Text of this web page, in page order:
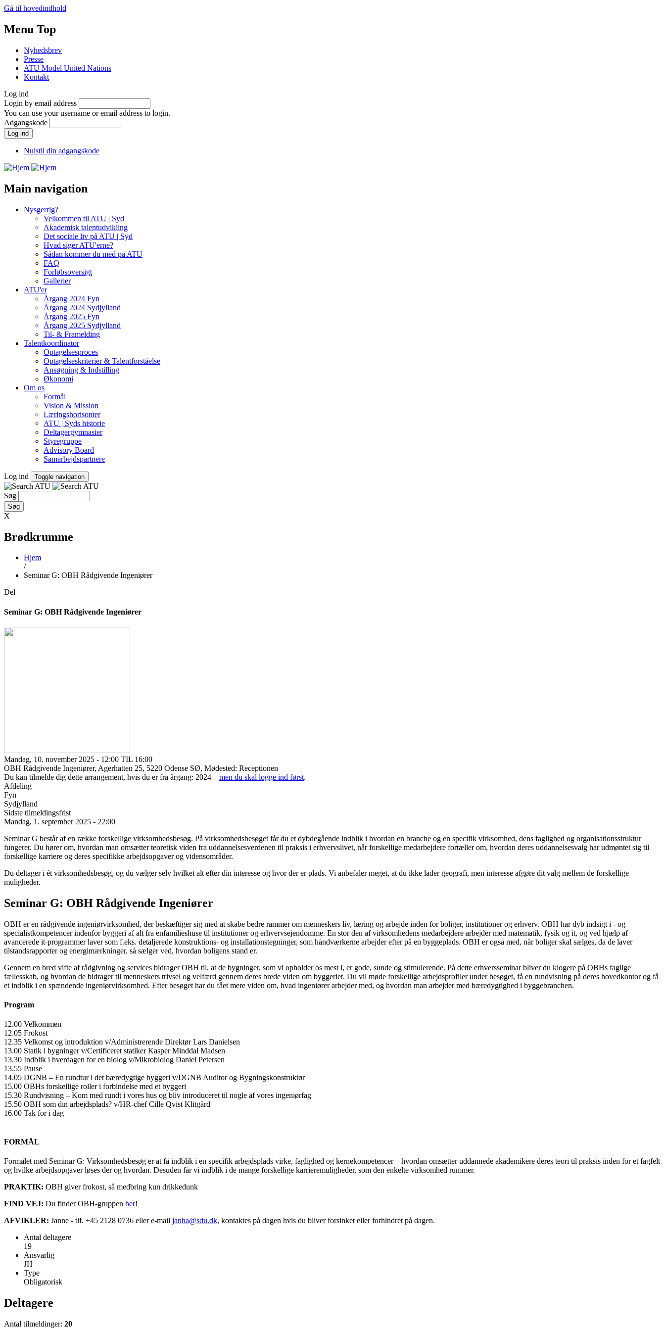
Gå til hovedindhold
Menu Top
Nyhedsbrev
Presse
ATU Model United Nations
Kontakt
Log ind
Login by email address
You can use your username or email address to login.
Adgangskode
Nulstil din adgangskode
Main navigation
Nysgerrig?
Velkommen til ATU | Syd
Akademisk talentudvikling
Det sociale liv på ATU | Syd
Hvad siger ATU'erne?
Sådan kommer du med på ATU
FAQ
Forløbsoversigt
Gallerier
ATU'er
Årgang 2024 Fyn
Årgang 2024 Sydjylland
Årgang 2025 Fyn
Årgang 2025 Sydjylland
Til- & Framelding
Talentkoordinator
Optagelsesproces
Optagelseskriterier & Talentforståelse
Ansøgning & Indstilling
Økonomi
Om os
Formål
Vision & Mission
Læringshorisonter
ATU | Syds historie
Deltagergymnasier
Styregruppe
Advisory Board
Samarbejdspartnere
Log ind Toggle navigation
Søg
X
Brødkrumme
Hjem
/
Seminar G: OBH Rådgivende Ingeniører
Del
Seminar G: OBH Rådgivende Ingeniører
Mandag, 10. november 2025 - 12:00 TIL 16:00
OBH Rådgivende Ingeniører, Agerhatten 25, 5220 Odense SØ, Mødested: Receptionen
Du kan tilmelde dig dette arrangement, hvis du er fra årgang: 2024 – men du skal logge ind først.
Afdeling
Fyn
Sydjylland
Sidste tilmeldingsfrist
Mandag, 1. september 2025 - 22:00
Seminar G består af en række forskellige virksomhedsbesøg. På virksomhedsbesøget får du et dybdegående indblik i hvordan en branche og en specifik virksomhed, dens faglighed og organisationsstruktur
fungerer. Du hører om, hvordan man omsætter teoretisk viden fra uddannelsesverdenen til praksis i erhvervslivet, når forskellige medarbejdere fortæller om, hvordan deres uddannelsesvalg har udmøntet sig til
forskellige karriere og deres specifikke arbejdsopgaver og vidensområder.
Du deltager i ét virksomhedsbesøg, og du vælger selv hvilket alt efter din interesse og hvor der er plads. Vi anbefaler meget, at du ikke lader geografi, men interesse afgøre dit valg mellem de forskellige
muligheder.
Seminar G: OBH Rådgivende Ingeniører
OBH er en rådgivende ingeniørvirksomhed, der beskæftiger sig med at skabe bedre rammer om menneskers liv, læring og arbejde inden for boliger, institutioner og erhverv. OBH har dyb indsigt i - og
specialistkompetencer indenfor byggeri af alt fra enfamilieshuse til institutioner og erhvervsejendomme. En stor den af virksomhedens medarbejdere arbejder med matematik, fysik og it, og ved hjælp af
avancerede it-programmer laver som f.eks. detaljerede konstruktions- og installationstegninger, som håndværkerne arbejder efter på en byggeplads. OBH er også med, når boliger skal sælges, da de laver
tilstandsrapporter og energimærkninger, så sælger ved, hvordan boligens stand er.
Gennem en bred vifte af rådgivning og services bidrager OBH til, at de bygninger, som vi opholder os mest i, er gode, sunde og stimulerende. På dette erhversseminar bliver du klogere på OBHs faglige
fællesskab, og hvordan de bidrager til menneskers trivsel og velfærd gennem deres brede viden om byggeriet. Du vil møde forskellige arbejdsprofiler under besøget, få en rundvisning på deres hovedkontor og få
et indblik i en spændende ingeniørvirksomhed. Efter besøget har du fået mere viden om, hvad ingeniører arbejder med, og hvordan man arbejder med bæredygtighed i byggebranchen.
Program
12.00 Velkommen
12.05 Frokost
12.35 Velkomst og introduktion v/Administrerende Direktør Lars Danielsen
13.00 Statik i bygninger v/Certificeret statiker Kasper Minddal Madsen
13.30 Indblik i hverdagen for en biolog v/Mikrobiolog Daniel Petersen
13.55 Pause
14.05 DGNB – En rundtur i det bæredygtige byggeri v/DGNB Auditor og Bygningskonstruktør
15.00 OBHs forskellige roller i forbindelse med et byggeri
15.30 Rundvisning – Kom med rundt i vores hus og bliv introduceret til nogle af vores ingeniørfag
15.50 OBH som din arbejdsplads? v/HR-chef Cille Qvist Klitgård
16.00 Tak for i dag
FORMÅL
Formålet med Seminar G: Virksomhedsbesøg er at få indblik i en specifik arbejdsplads virke, faglighed og kernekompetencer – hvordan omsætter uddannede akademikere deres teori til praksis inden for et fagfelt
og hvilke arbejdsopgaver løses der og hvordan. Desuden får vi indblik i de mange forskellige karrieremuligheder, som den enkelte virksomhed rummer.
PRAKTIK: OBH giver frokost, så medbring kun drikkedunk
FIND VEJ: Du finder OBH-gruppen her!
AFVIKLER: Janne - tlf. +45 2128 0736 eller e-mail janha@sdu.dk, kontaktes på dagen hvis du bliver forsinket eller forhindret på dagen.
Antal deltagere
19
Ansvarlig
JH
Type
Obligatorisk
Deltagere
Antal tilmeldinger: 20